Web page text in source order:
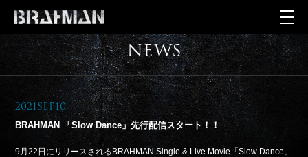
NEWS
2021Sep10
BRAHMAN 「Slow Dance」先行配信スタート！！
9月22日にリリースされるBRAHMAN Single & Live Movie「Slow Dance」